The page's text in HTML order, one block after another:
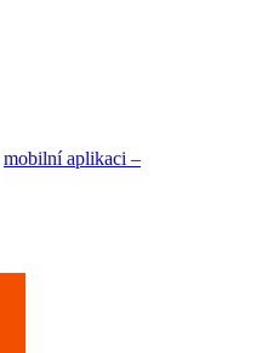
mobilní aplikaci –